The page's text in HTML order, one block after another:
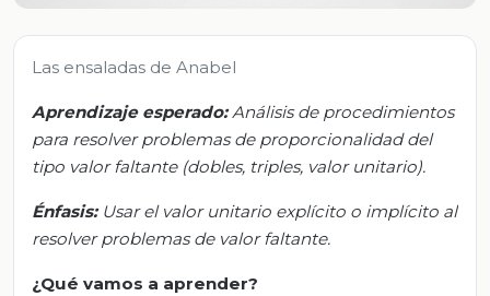
Las ensaladas de Anabel
Aprendizaje esperado:Análisis de procedimientos
para resolver problemas de proporcionalidad del
tipo valor faltante (dobles, triples, valor unitario).
Énfasis: Usar el valor unitario explícito o implícito al
resolver problemas de valor faltante.
¿Qué vamos a aprender?